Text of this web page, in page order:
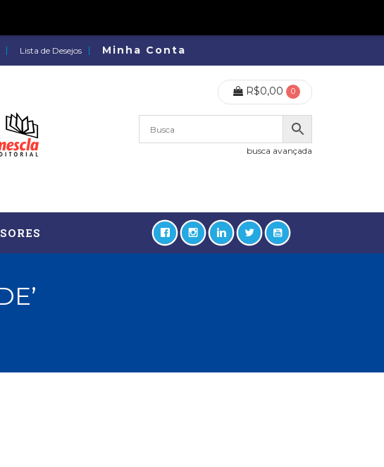
Lista de Desejos Minha Conta
R$0,00 0
busca avançada
Educação (278)